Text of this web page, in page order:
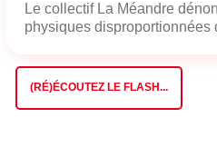
Le collectif La Méandre
physiques disproportionnées
(RÉ)ÉCOUTEZ LE FLASH...